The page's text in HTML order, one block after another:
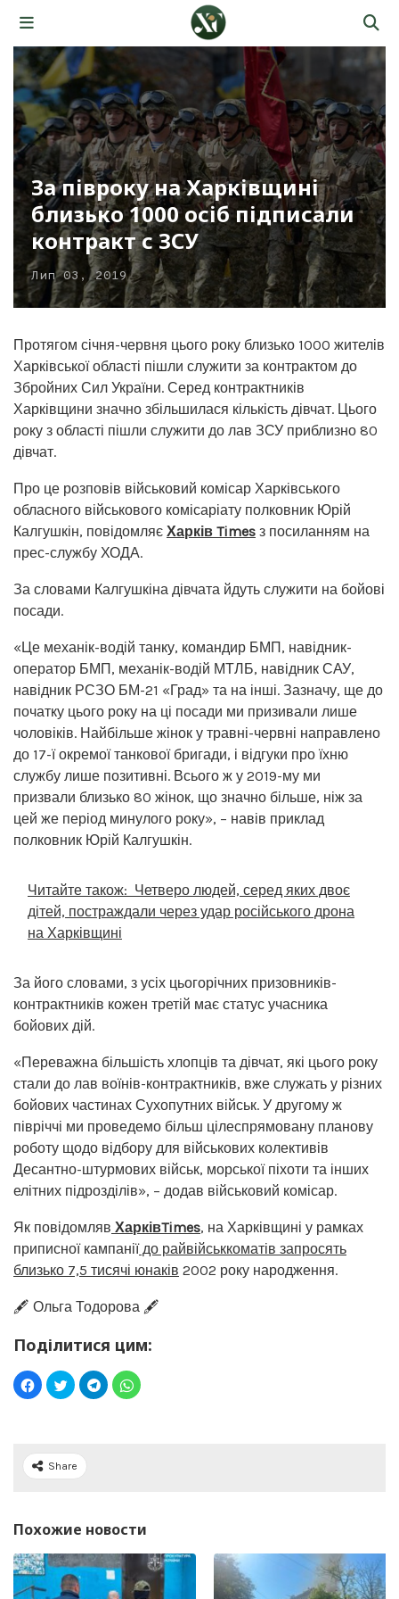
За півроку на Харківщині
близько 1000 осіб підписали
контракт с ЗСУ
Лип 03, 2019
Протягом січня-червня цього року близько 1000 жителів
Харківської області пішли служити за контрактом до
Збройних Сил України. Серед контрактників
Харківщини значно збільшилася кількість дівчат. Цього
року з області пішли служити до лав ЗСУ приблизно 80
дівчат.
Про це розповів військовий комісар Харківського
обласного військового комісаріату полковник Юрій
Калгушкін, повідомляє Харків Times з посиланням на
прес-службу ХОДА.
За словами Калгушкіна дівчата йдуть служити на бойові
посади.
«Це механік-водій танку, командир БМП, навідник-
оператор БМП, механік-водій МТЛБ, навідник САУ,
навідник РСЗО БМ-21 «Град» та на інші. Зазначу, ще до
початку цього року на ці посади ми призивали лише
чоловіків. Найбільше жінок у травні-червні направлено
до 17-ї окремої танкової бригади, і відгуки про їхню
службу лише позитивні. Всього ж у 2019-му ми
призвали близько 80 жінок, що значно більше, ніж за
цей же період минулого року», – навів приклад
полковник Юрій Калгушкін.
Читайте також: Четверо людей, серед яких двоє
дітей, постраждали через удар російського дрона
на Харківщині
За його словами, з усіх цьогорічних призовників-
контрактників кожен третій має статус учасника
бойових дій.
«Переважна більшість хлопців та дівчат, які цього року
стали до лав воїнів-контрактників, вже служать у різних
бойових частинах Сухопутних військ. У другому ж
півріччі ми проведемо більш цілеспрямовану планову
роботу щодо відбору для військових колективів
Десантно-штурмових військ, морської піхоти та інших
елітних підрозділів», – додав військовий комісар.
Як повідомляв ХарківTimes, на Харківщині у рамках
приписної кампаніїдо райвійськкоматів запросять
близько 7,5 тисячі юнаків 2002 року народження.
🖋️ Ольга Тодорова 🖋️
Поділитися цим:
Share
Похожие новости